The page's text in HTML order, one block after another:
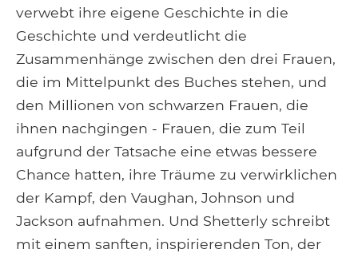
verwebt ihre eigene Geschichte in die
Geschichte und verdeutlicht die
Zusammenhänge zwischen den drei Frauen,
die im Mittelpunkt des Buches stehen, und
den Millionen von schwarzen Frauen, die
ihnen nachgingen - Frauen, die zum Teil
aufgrund der Tatsache eine etwas bessere
Chance hatten, ihre Träume zu verwirklichen
der Kampf, den Vaughan, Johnson und
Jackson aufnahmen. Und Shetterly schreibt
mit einem sanften, inspirierenden Ton, der